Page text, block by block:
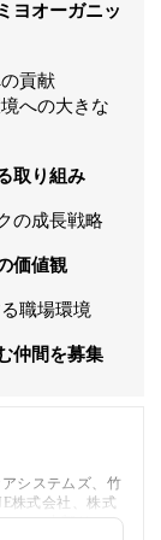
ヨオーガニッ
貢献
への大きな
取り組み
の成長戦略
価値観
職場環境
仲間を募集
システムズ、竹
株式会社、株式
への内部リンク